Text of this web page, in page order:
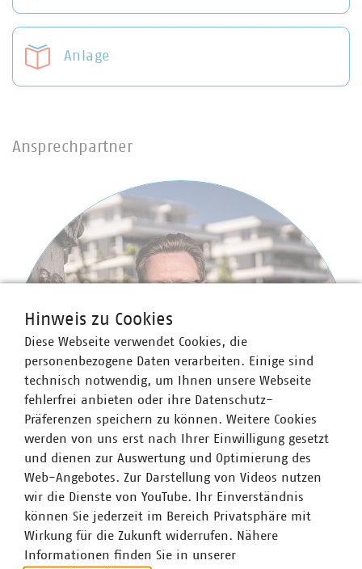
Anlage
Ansprechpartner
Dr. Andreas Hollstein
Geschäftsführer
Hinweis zu Cookies
Diese Webseite verwendet Cookies, die
personenbezogene Daten verarbeiten. Einige sind
technisch notwendig, um Ihnen unsere Webseite
fehlerfrei anbieten oder ihre Datenschutz-
Präferenzen speichern zu können. Weitere Cookies
werden von uns erst nach Ihrer Einwilligung gesetzt
und dienen zur Auswertung und Optimierung des
Web-Angebotes. Zur Darstellung von Videos nutzen
wir die Dienste von YouTube. Ihr Einverständnis
können Sie jederzeit im Bereich Privatsphäre mit
Wirkung für die Zukunft widerrufen. Nähere
Informationen finden Sie in unserer